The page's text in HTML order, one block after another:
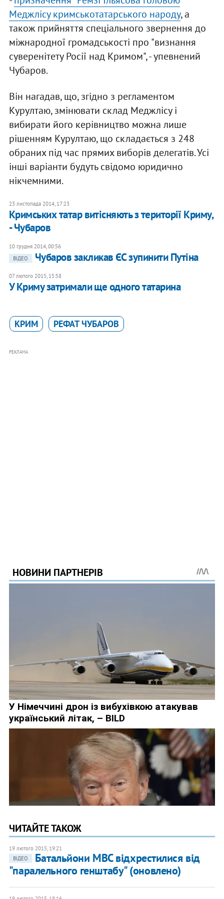
Меджлісу кримськотатарського народу, а
також прийняття спеціального звернення до
міжнародної громадськості про "визнання
суверенітету Росії над Кримом", - упевнений
Чубаров.
Він нагадав, що, згідно з регламентом
Курултаю, змінювати склад Меджлісу і
вибирати його керівництво можна лише
рішенням Курултаю, що складається з 248
обраних під час прямих виборів делегатів. Усі
інші варіанти будуть свідомо юридично
нікчемними.
23 листопада 2014, 17:23
Кримських татар витісняють з території Криму,
- Чубаров
10 грудня 2014, 00:56
ВІДЕО
Чубаров закликав ЄС зупинити Путіна
07 лютого 2015, 15:58
У Криму затримали ще одного татарина
КРИМ РЕФАТ ЧУБАРОВ
РЕКЛАМА
ЧИТАЙТЕ ТАКОЖ
19 лютого 2015, 19:21
ВІДЕО
Батальйони МВС відхрестилися від
"паралельного генштабу" (оновлено)